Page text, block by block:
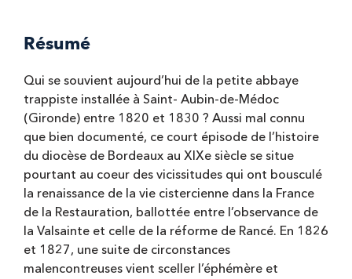
Résumé
Qui se souvient aujourd’hui de la petite abbaye
trappiste installée à Saint- Aubin-de-Médoc
(Gironde) entre 1820 et 1830 ? Aussi mal connu
que bien documenté, ce court épisode de l’histoire
du diocèse de Bordeaux au XIXe siècle se situe
pourtant au coeur des vicissitudes qui ont bousculé
la renaissance de la vie cistercienne dans la France
de la Restauration, ballottée entre l’observance de
la Valsainte et celle de la réforme de Rancé. En 1826
et 1827, une suite de circonstances
malencontreuses vient sceller l’éphémère et